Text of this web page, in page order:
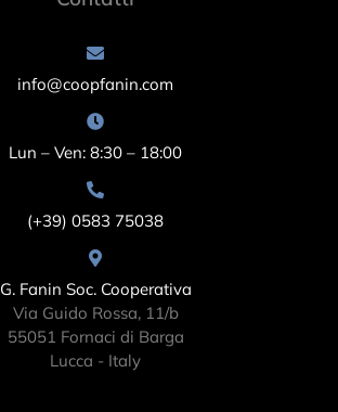
info@coopfanin.com
Lun – Ven: 8:30 – 18:00
(+39) 0583 75038
G. Fanin Soc. Cooperativa
Via Guido Rossa, 11/b
55051 Fornaci di Barga
Lucca - Italy